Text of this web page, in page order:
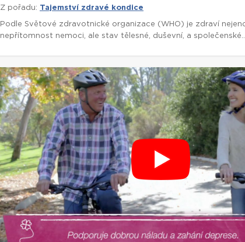
Z pořadu: Tajemství zdravé kondice
Podle Světové zdravotnické organizace (WHO) je zdraví
nepřítomnost nemoci, ale stav tělesné, duševní, a